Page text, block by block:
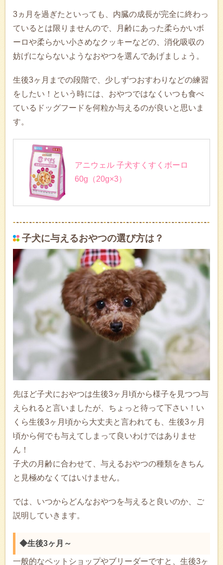
3ヵ月を過ぎたといっても、内臓の成長が完全に終わっ
ているとは限りませんので、月齢にあった柔らかいボ
ーロや柔らかい小さめなクッキーなどの、消化吸収の
妨げにならないようなおやつを選んであげましょう。
生後3ヶ月までの段階で、少しずつおすわりなどの練習
をしたい！という時には、おやつではなくいつも食べ
ているドッグフードを何粒か与えるのが良いと思いま
す。
アニウェル 子犬すくすくボーロ
60g（20g×3）
子犬に与えるおやつの選び方は？
先ほど子犬におやつは生後3ヶ月頃から様子を見つつ与
えられると言いましたが、ちょっと待って下さい！い
くら生後3ヶ月頃から大丈夫と言われても、生後3ヶ月
頃から何でも与えてしまって良いわけではありませ
ん！
子犬の月齢に合わせて、与えるおやつの種類をきちん
と見極めなくてはいけません。
では、いつからどんなおやつを与えると良いのか、ご
説明していきます。
◆生後3ヶ月～
一般的なペットショップやブリーダーですと、生後3ヶ